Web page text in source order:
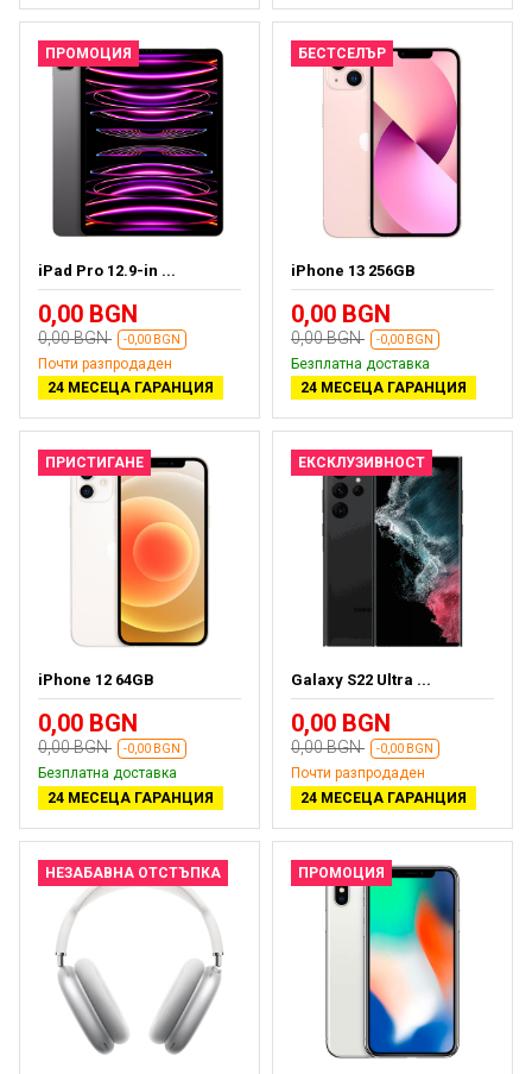
ПРОМОЦИЯ
iPad Pro 12.9-in ...
0,00 BGN
0,00 BGN -0,00 BGN
Почти разпродаден
24 МЕСЕЦА ГАРАНЦИЯ
БЕСТСЕЛЪР
iPhone 13 256GB
0,00 BGN
0,00 BGN -0,00 BGN
Безплатна доставка
24 МЕСЕЦА ГАРАНЦИЯ
ПРИСТИГАНЕ
iPhone 12 64GB
0,00 BGN
0,00 BGN -0,00 BGN
Безплатна доставка
24 МЕСЕЦА ГАРАНЦИЯ
ЕКСКЛУЗИВНОСТ
Galaxy S22 Ultra ...
0,00 BGN
0,00 BGN -0,00 BGN
Почти разпродаден
24 МЕСЕЦА ГАРАНЦИЯ
НЕЗАБАВНА ОТСТЪПКА ПРОМОЦИЯ